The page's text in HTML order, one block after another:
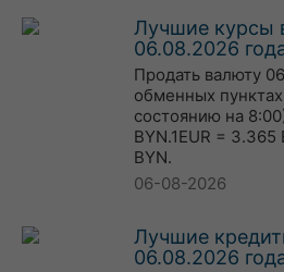
Лучшие курсы
06.08.2026
Продать валюту
обменных
состоянию на
BYN.1EUR = 3.365
BYN.
06-08-2026
Лучшие
06.08.2026